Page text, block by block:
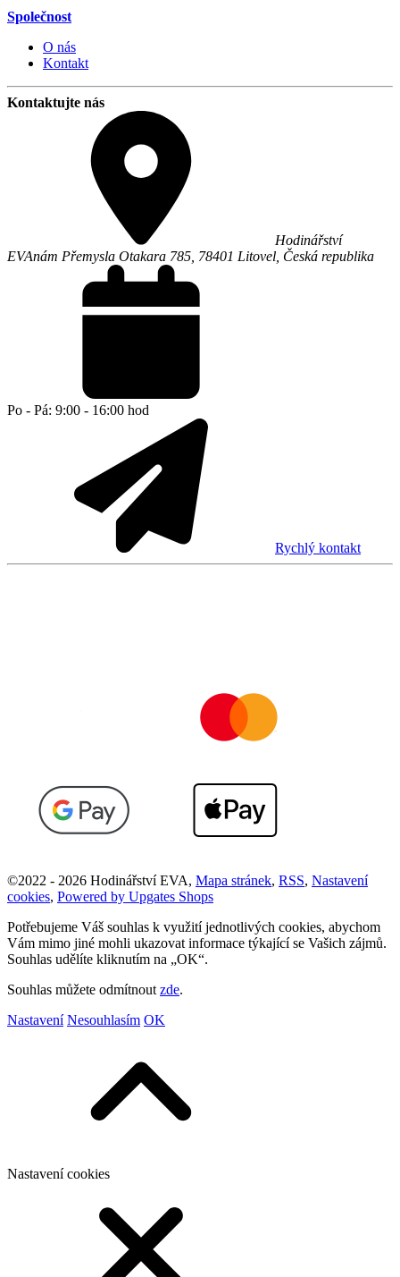
Společnost
O nás
Kontakt
Kontaktujte nás
Hodinářství
EVAnám Přemysla Otakara 785, 78401 Litovel Česká republika
Po - Pá: 9:00 - 16:00 hod
Rychlý kontakt
©2022 - 2026 Hodinářství EVA, Mapa stránek, RSS, Nastavení
cookies, Powered by Upgates Shops
Potřebujeme Váš souhlas k využití jednotlivých cookies, abychom
Vám mimo jiné mohli ukazovat informace týkající se Vašich zájmů.
Souhlas udělíte kliknutím na „OK“.
Souhlas můžete odmítnout zde.
Nastavení Nesouhlasím OK
Nastavení cookies